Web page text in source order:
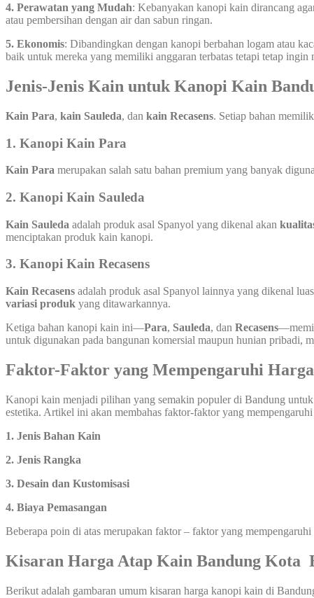
4. Perawatan yang Mudah: Kebanyakan kanopi kain dirancang
atau pembersihan dengan air dan sabun ringan.
5. Ekonomis: Dibandingkan dengan kanopi berbahan logam atau
baik untuk mereka yang memiliki anggaran terbatas tetapi tetap ingin
Jenis-Jenis Kain untuk Kanopi Kain
Kain Para, kain Sauleda, dan kain Recasens. Setiap bahan
1. Kanopi Kain Para
Kain Para merupakan salah satu bahan premium yang banyak
2. Kanopi Kain Sauleda
Kain Sauleda adalah produk asal Spanyol yang dikenal akan
menciptakan produk kain kanopi.
3. Kanopi Kain Recasens
Kain Recasens adalah produk asal Spanyol lainnya yang dikenal
variasi produk yang ditawarkannya.
Ketiga bahan kanopi kain ini—Para, Sauleda, dan Recasens
untuk digunakan pada bangunan komersial maupun hunian pribadi,
Faktor-Faktor yang Mempengaruhi
Kanopi kain menjadi pilihan yang semakin populer di Bandung
estetika. Artikel ini akan membahas faktor-faktor yang
1. Jenis Bahan Kain
2. Jenis Rangka
3. Desain dan Kustomisasi
4. Biaya Pemasangan
Beberapa poin di atas merupakan faktor – faktor yang
Kisaran Harga Atap Kain Bandung Kota
Berikut adalah gambaran umum kisaran harga kanopi kain di